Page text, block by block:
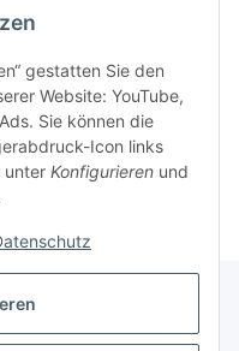
gestatten Sie den
Website: YouTube,
Sie können die
Icon links
unter Konfigurieren und